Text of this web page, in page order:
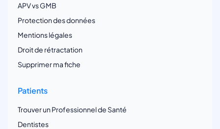
APV vs GMB
Protection des données
Mentions légales
Droit de rétractation
Supprimer ma fiche
Patients
Trouver un Professionnel de Santé
Dentistes